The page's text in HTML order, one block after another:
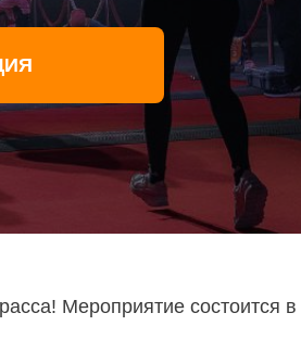
Мероприятие состоится в